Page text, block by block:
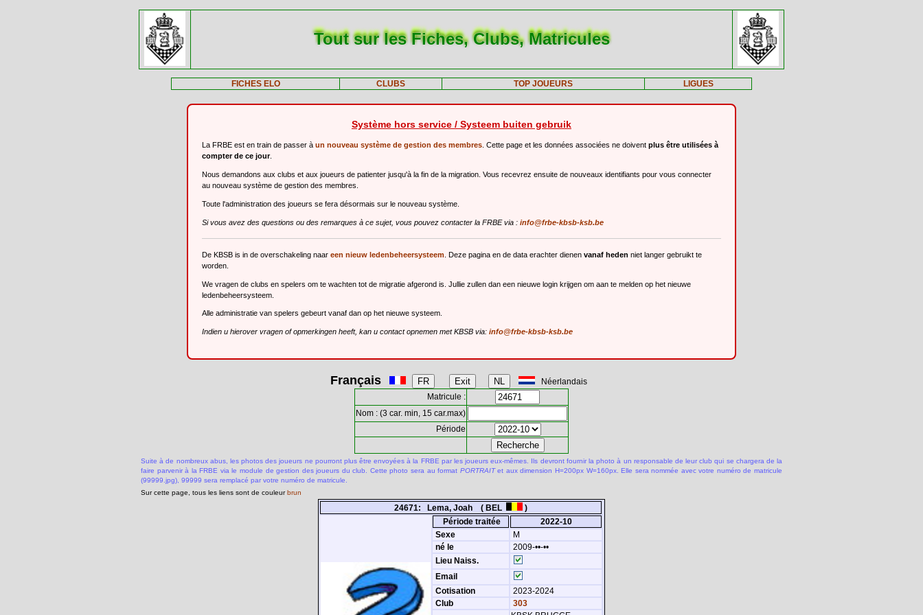
Tout sur les Fiches, Clubs, Matricules
FICHES ELO CLUBS TOP JOUEURS LIGUES
Système hors service / Systeem buiten gebruik
La FRBE est en train de passer à un nouveau système de gestion des membres . Cette page et les données associées ne doivent plus être utilisées à
compter de ce jour.
Nous demandons aux clubs et aux joueurs de patienter jusqu'à la fin de la migration. Vous recevrez ensuite de nouveaux identifiants pour vous connecter
au nouveau système de gestion des membres.
Toute l'administration des joueurs se fera désormais sur le nouveau système.
Si vous avez des questions ou des remarques à ce sujet, vous pouvez contacter la FRBE via : info@frbe-kbsb-ksb.be
De KBSB is in de overschakeling naar een nieuw ledenbeheersysteem . Deze pagina en de data erachter dienen vanaf heden niet langer gebruikt te
worden.
We vragen de clubs en spelers om te wachten tot de migratie afgerond is. Jullie zullen dan een nieuwe login krijgen om aan te melden op het nieuwe
ledenbeheersysteem.
Alle administratie van spelers gebeurt vanaf dan op het nieuwe systeem.
Indien u hierover vragen of opmerkingen heeft, kan u contact opnemen met KBSB via: info@frbe-kbsb-ksb.be
Français
Néerlandais
Matricule :
Nom : (3 car. min, 15 car.max)
Période
Suite à de nombreux abus, les photos des joueurs ne pourront plus être envoyées à la FRBE par les joueurs eux-mêmes. Ils devront fournir la photo à un responsable de leur club qui se chargera de la
faire parvenir à la FRBE via le module de gestion des joueurs du club. Cette photo sera au format PORTRAITet aux dimension H=200px W=160px. Elle sera nommée avec votre numéro de matricule
(99999.jpg), 99999 sera remplacé par votre numéro de matricule.
Sur cette page, tous les liens sont de couleurbrun
24671: Lema, Joah ( BEL
)
Période traitée
2022-10
Sexe
M
né le
2009-••-••
Lieu Naiss.
Email
Cotisation
2023-2024
Club
303